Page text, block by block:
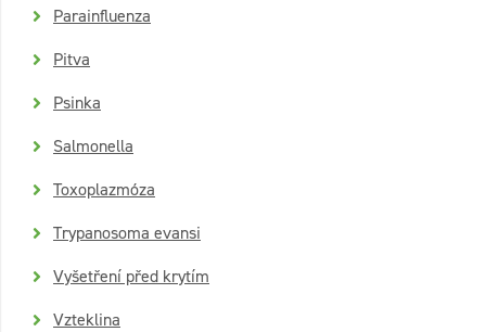
Parainfluenza
Pitva
Psinka
Salmonella
Toxoplazmóza
Trypanosoma evansi
Vyšetření před krytím
Vzteklina